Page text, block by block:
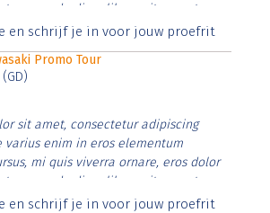
commodo diam libero vitae erat.
nibh et justo cursus id rutrum lorem
en schrijf je in voor jouw proefrit
Promo Tour
sit amet, consectetur adipiscing
varius enim in eros elementum
mi quis viverra ornare, eros dolor
commodo diam libero vitae erat.
nibh et justo cursus id rutrum lorem
en schrijf je in voor jouw proefrit